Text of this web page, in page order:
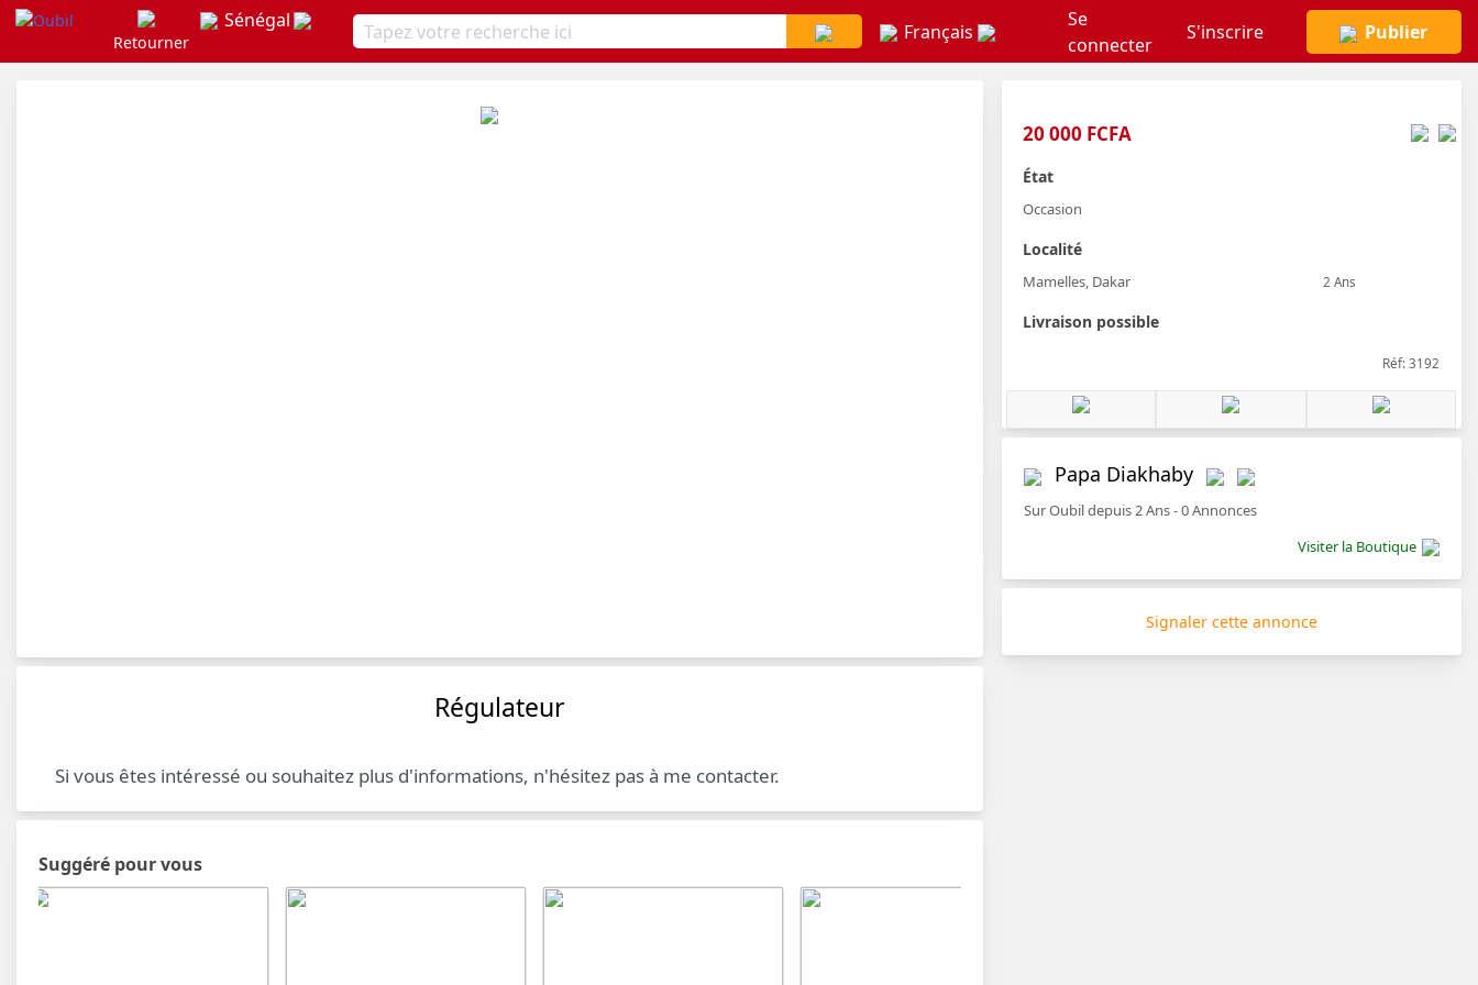
Retourner
Sénégal Français
Se
connecter
S'inscrire Publier
Régulateur
Si vous êtes intéressé ou souhaitez plus d'informations, n'hésitez pas à me contacter.
Suggéré pour vous
20 000 FCFA
État
Occasion
Localité
Mamelles, Dakar 2 Ans
Livraison possible
Réf: 3192
Papa Diakhaby
Sur Oubil depuis 2 Ans - 0 Annonces
Visiter la Boutique
Signaler cette annonce